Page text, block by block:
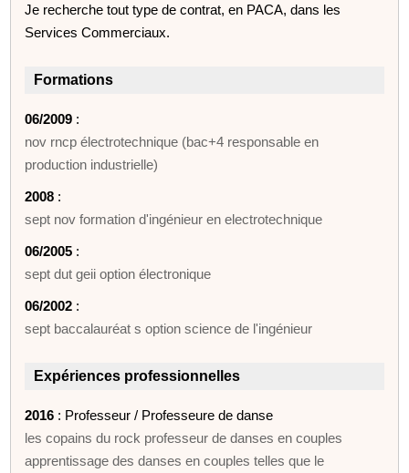
Je recherche tout type de contrat, en PACA, dans les
Services Commerciaux.
Formations
06/2009 :
nov rncp électrotechnique (bac+4 responsable en
production industrielle)
2008 :
sept nov formation d'ingénieur en electrotechnique
06/2005 :
sept dut geii option électronique
06/2002 :
sept baccalauréat s option science de l'ingénieur
Expériences professionnelles
2016 : Professeur / Professeure de danse
les copains du rock professeur de danses en couples
apprentissage des danses en couples telles que le